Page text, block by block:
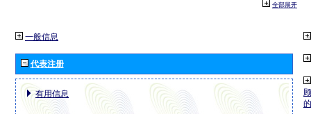
全部展开
一般信息
代表注册
有用信息